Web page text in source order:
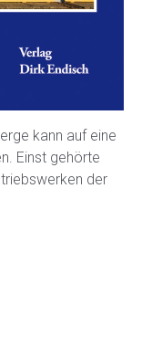
kann auf eine
Einst gehörte
der